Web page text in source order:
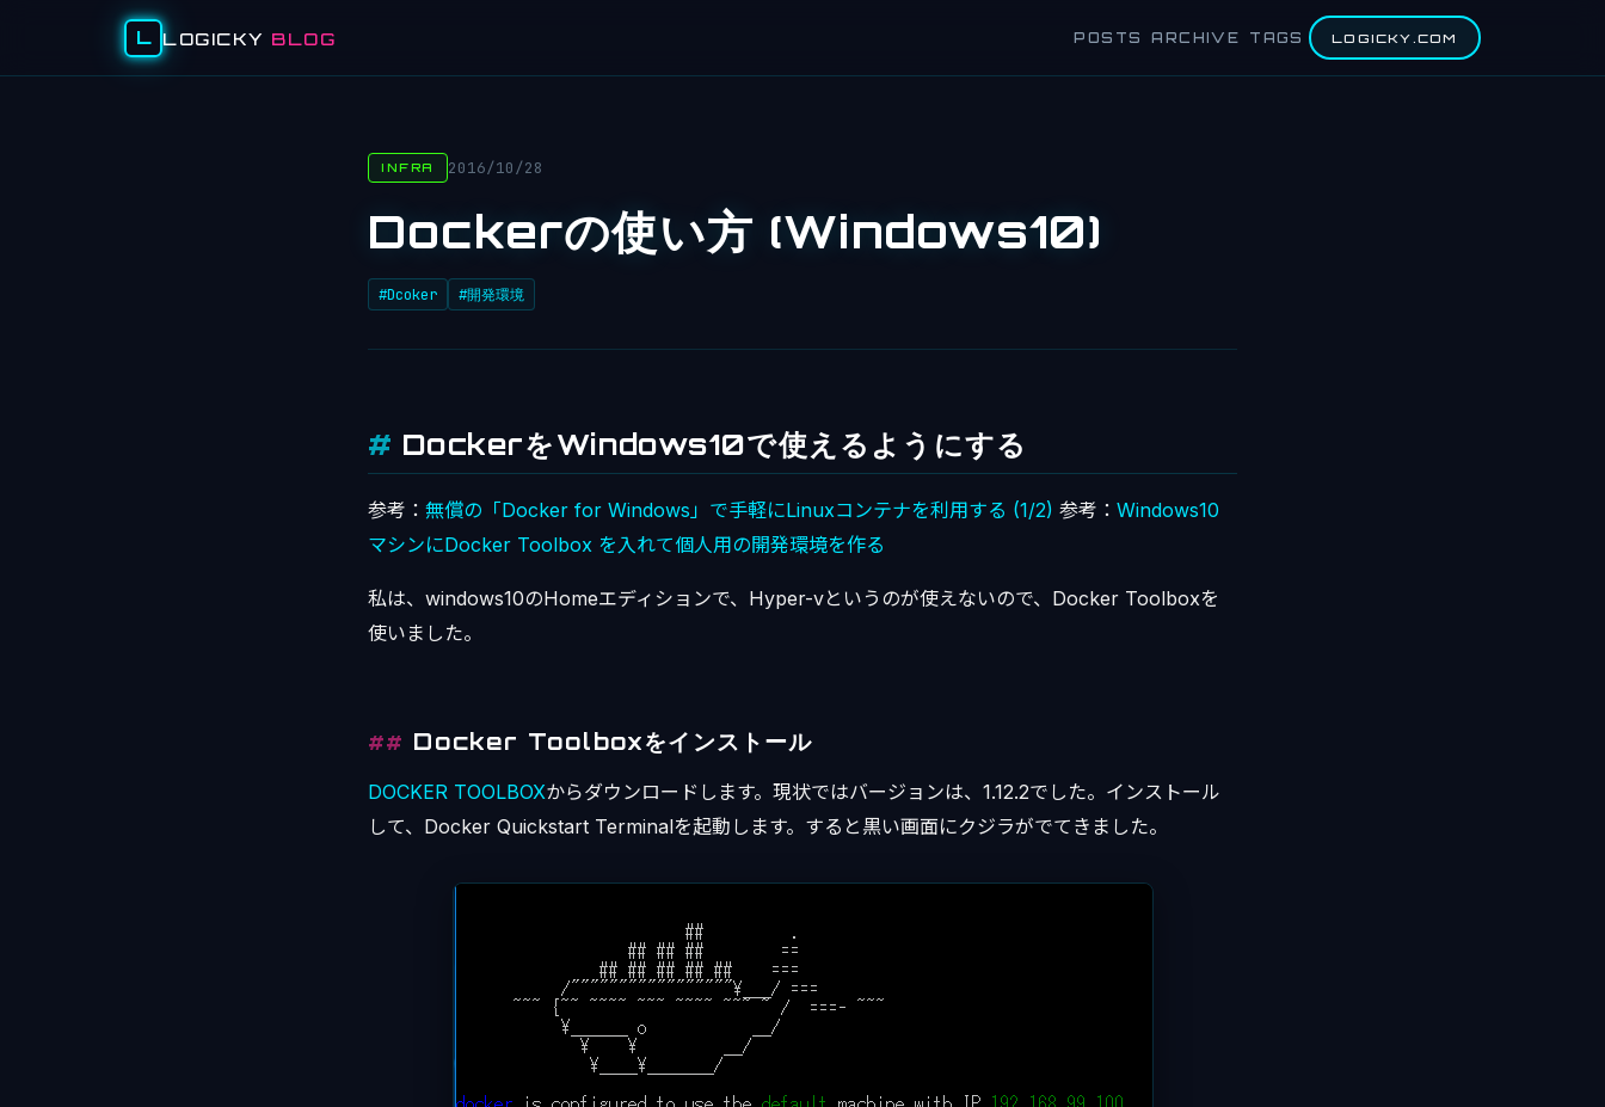
L LOGICKY BLOG POSTS ARCHIVE TAGS LOGICKY.COM
INFRA 2016/10/28
Dockerの使い方 (Windows10)
#Dcoker #開発環境
DockerをWindows10で使えるようにする
参考： 無償の「Docker for Windows」で手軽にLinuxコンテナを利用する (1/2) 参考： Windows10
マシンにDocker Toolbox を入れて個人用の開発環境を作る
私は、windows10のHomeエディションで、Hyper-vというのが使えないので、Docker Toolboxを
使いました。
Docker Toolboxをインストール
DOCKER TOOLBOXからダウンロードします。現状ではバージョンは、1.12.2でした。インストール
して、Docker Quickstart Terminalを起動します。すると黒い画面にクジラがでてきました。